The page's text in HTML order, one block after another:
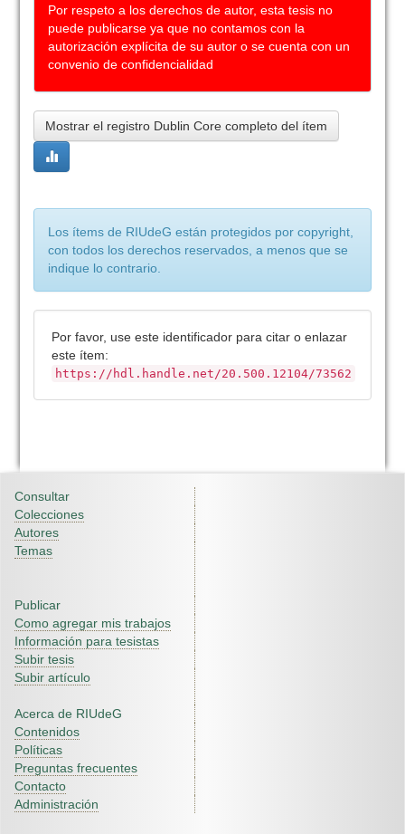
Por respeto a los derechos de autor, esta tesis no
puede publicarse ya que no contamos con la
autorización explícita de su autor o se cuenta con un
convenio de confidencialidad
Mostrar el registro Dublin Core completo del ítem
Los ítems de RIUdeG están protegidos por copyright,
con todos los derechos reservados, a menos que se
indique lo contrario.
Por favor, use este identificador para citar o enlazar
este ítem:
https://hdl.handle.net/20.500.12104/73562
Consultar
Colecciones
Autores
Temas
Publicar
Como agregar mis trabajos
Información para tesistas
Subir tesis
Subir artículo
Acerca de RIUdeG
Contenidos
Políticas
Preguntas frecuentes
Contacto
Administración